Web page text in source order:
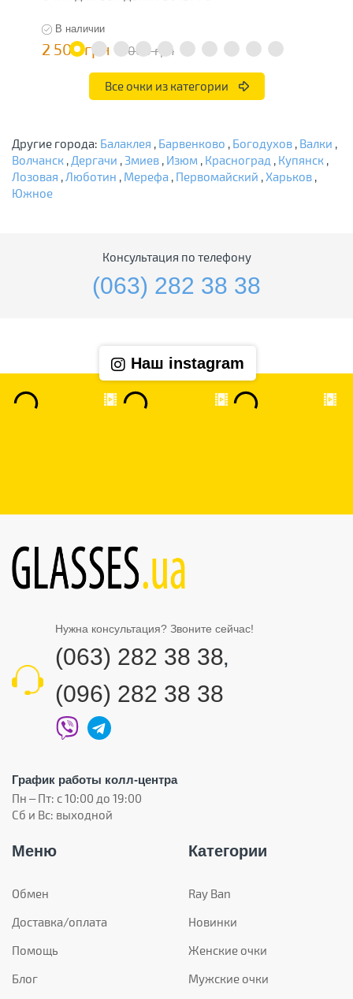
В наличии
2 500 грн 5 000 грн
Все очки из категории
Другие города: Балаклея , Барвенково , Богодухов , Валки ,
Волчанск , Дергачи , Змиев , Изюм , Красноград , Купянск ,
Лозовая ,Люботин , Мерефа , Первомайский ,Харьков ,
Южное
Консультация по телефону
(063) 282 38 38
Наш instagram
Нужна консультация? Звоните сейчас!
(063) 282 38 38,
(096) 282 38 38
График работы колл-центра
Пн – Пт: с 10:00 до 19:00
Сб и Вс: выходной
Меню
Обмен
Доставка/оплата
Помощь
Блог
Категории
Ray Ban
Новинки
Женские очки
Мужские очки